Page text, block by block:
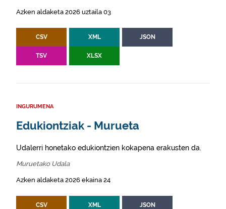
Azken aldaketa 2026 uztaila 03
CSV XML JSON
TSV XLSX
INGURUMENA
Edukiontziak - Murueta
Udalerri honetako edukiontzien kokapena erakusten da.
Muruetako Udala
Azken aldaketa 2026 ekaina 24
CSV XML JSON